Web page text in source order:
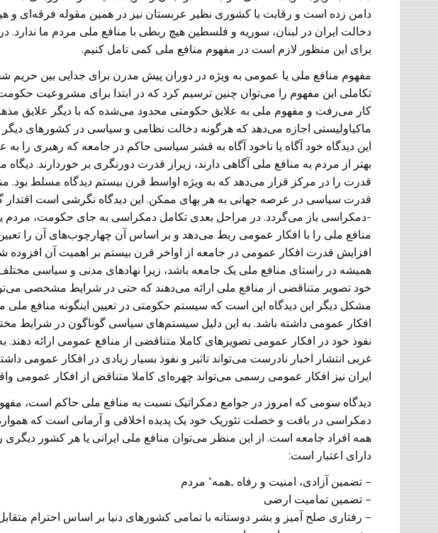
دامن زده است و رقابت با کشوری نظیر عربستان نیز در همین مقوله فرقه‌ای و
دخالت ایران در لبنان، سوریه و فلسطین هیچ ربطی‌ با منافع ملی‌ مردم ما
برای این منظور لازم است در مفهوم منافع ملی کمی تامل کنیم.
مفهوم منافع ملی‌ یا عمومی به ویژه در دوران پیش مدرن برای جدایی بین
تکاملی این مفهوم را می‌توان چنین ترسیم کرد که در ابتدا برای مشروعیت
کار می‌رفت و مفهوم ملی به علایق حکومتی محدود می‌شده که با دیگر علایق
ماکیاولیستی اجازه می‌دهد که هرگونه دخالت نظامی و سیاسی در کشور‌های دیگر
این دیدگاه خود آگاه یا ناخود آگاه به قشر سیاسی حاکم در جامعه که رهبری را به
بهتر از مردم به منافع ملی‌ آگاهی‌ دارند، زیراز قدرت دورنگری بر خوردارند.
قدرت را در مرکز قرار می‌دهد که به ویژه اواسط قرن بیستم دیدگاه مسلط بود.
قدرت سیاسی در عرصه جهانی‌ به هر بهای ممکن. این دیدگاه نگرشی است اقتدار
-دمکراسی باز می‌گردد. در مراحل بعدی تکامل دمکراسی به جای حکومت، مردم
منافع ملی‌ را با افکار عمومی ربط می‌دهد و بر اساس آن چهارچوب‌های آن را تعیین
افزایش قدرت افکار عمومی در جامعه از اواخر قرن بیستم بر اهمیت آن افزوده
همیشه در راستای منافع ملی‌ یک جامعه باشد، زیرا نهاد‌های مدنی و سیاسی
خود تصویر متناقضی از منافع ملی ارائه می‌دهند که حتی در شرایط مشخصی
مشکل دیگر این دیدگاه این است که سیستم حکومتی در تعیین اینگونه منافع ملی‌
افکار عمومی داشته باشد. به این دلیل سیستم‌های سیاسی گوناگون در شرایط
نفوذ خود در افکار عمومی تصویر‌های کاملا متناقضی از منافع عمومی ارائه
غربی انتشار اخبار نادرست می‌تواند تاثیر و نفوذ بسیار زیادی در افکار عمومی
ایران نیز افکار عمومی رسمی‌ می‌تواند چهره‌ای کاملا متناقض از افکار عمومی
دیدگاه سومی که امروز در جوامع دمکراتیک نسبت به منافع ملی حاکم است،
دمکراسی در بافت و خصلت تئوریک خود یک پدیده اخلاقی‌ و آرمانی است که
همه افراد جامعه است. از این منظر می‌توان منافع ملی‌ ایرانی یا هر کشور دیگری
دارای اعتبار است:
– تضمین آزادی، امنیت و رفاه „همه“ مردم
– تضمین تمامیت ارضی
– رفتاری صلح آمیز و بشر دوستانه با تمامی کشور‌های دنیا بر اساس احترام